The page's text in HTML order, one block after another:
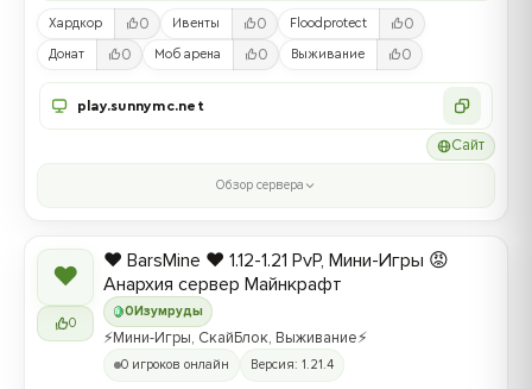
Хардкор 0 Ивенты 0 Floodprotect 0
Донат 0 Моб арена 0 Выживание 0
play.sunnymc.net
Сайт
Обзор сервера
❤
0
0 Изумруды
❤️ BarsMine ❤️ 1.12-1.21 PvP, Мини-Игры 😡
Анархия сервер Майнкрафт
⚡Мини-Игры, СкайБлок, Выживание⚡
0 игроков онлайн Версия: 1.21.4